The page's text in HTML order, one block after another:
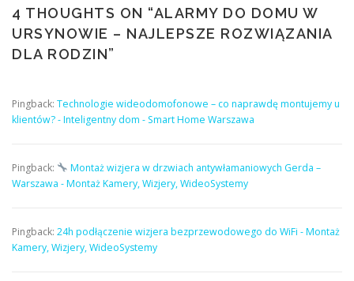
4 THOUGHTS ON “ALARMY DO DOMU W
URSYNOWIE – NAJLEPSZE ROZWIĄZANIA
DLA RODZIN”
Pingback: Technologie wideodomofonowe – co naprawdę montujemy u
klientów? - Inteligentny dom - Smart Home Warszawa
Pingback:
Montaż wizjera w drzwiach antywłamaniowych Gerda –
Warszawa - Montaż Kamery, Wizjery, WideoSystemy
Pingback: 24h podłączenie wizjera bezprzewodowego do WiFi - Montaż
Kamery, Wizjery, WideoSystemy